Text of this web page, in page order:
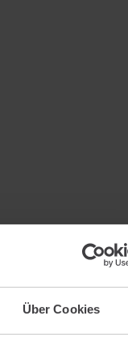
Über Cookies